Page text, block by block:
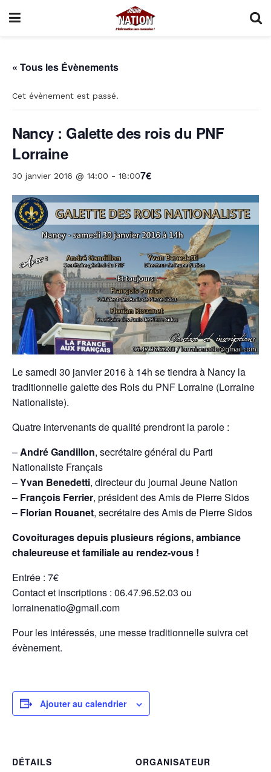
« Tous les Évènements
Cet évènement est passé.
Nancy : Galette des rois du PNF
Lorraine
30 janvier 2016 @ 14:00 - 18:007€
Le samedi 30 janvier 2016 à 14h se tiendra à Nancy la
traditionnelle galette des Rois du PNF Lorraine (Lorraine
Nationaliste).
Quatre intervenants de qualité prendront la parole :
– André Gandillon, secrétaire général du Parti
Nationaliste Français
–Yvan Benedetti, directeur du journal Jeune Nation
– François Ferrier, président des Amis de Pierre Sidos
– Florian Rouanet, secrétaire des Amis de Pierre Sidos
Covoiturages depuis plusieurs régions, ambiance
chaleureuse et familiale au rendez-vous !
Entrée : 7€
Contact et inscriptions : 06.47.96.52.03 ou
lorrainenatio@gmail.com
Pour les intéressés, une messe traditionnelle suivra cet
évènement.
Ajouter au calendrier
DÉTAILS
ORGANISATEUR